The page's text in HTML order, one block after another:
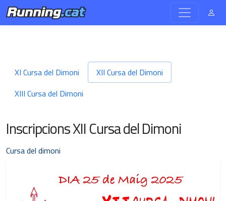
XI Cursa del Dimoni
XII Cursa del Dimoni
XIII Cursa del Dimoni
Inscripcions XII Cursa del Dimoni
Cursa del dimoni